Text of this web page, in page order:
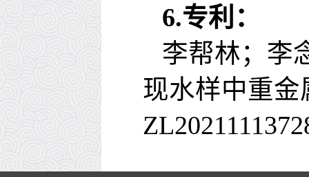
6.专利：
李帮林；李
现水样中重